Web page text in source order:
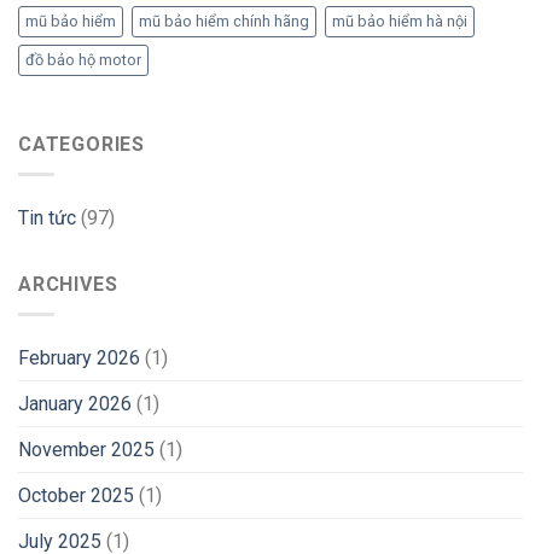
mũ bảo hiểm mũ bảo hiểm chính hãng mũ bảo hiểm hà nội
đồ bảo hộ motor
CATEGORIES
Tin tức (97)
ARCHIVES
February 2026 (1)
January 2026 (1)
November 2025 (1)
October 2025 (1)
July 2025 (1)